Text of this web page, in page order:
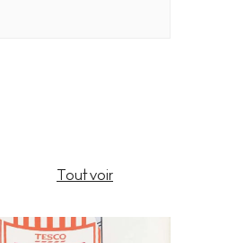
Tout voir